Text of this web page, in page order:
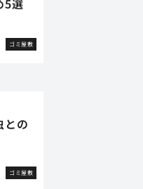
5選
ゴミ屋敷
との
ゴミ屋敷